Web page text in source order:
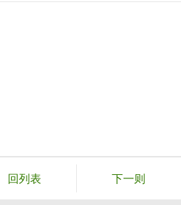
回列表 下一则